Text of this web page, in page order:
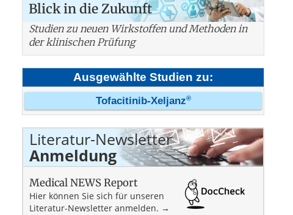
Blick in die Zukunft
Studien zu neuen Wirkstoffen und Methoden in
der klinischen Prüfung
Ausgewählte Studien zu:
Tofacitinib-Xeljanz®
Literatur-Newsletter
Anmeldung
Medical NEWS Report
Hier können Sie sich für unseren
Literatur-Newsletter anmelden. →